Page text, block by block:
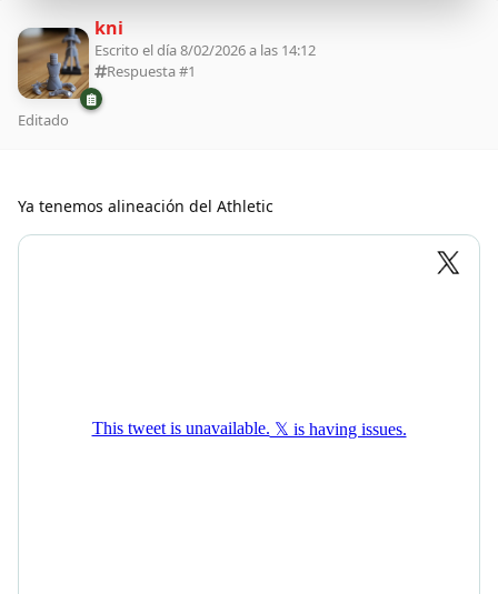
kni
Escrito el día 8/02/2026 a las 14:12
Respuesta #1
Editado
Ya tenemos alineación del Athletic